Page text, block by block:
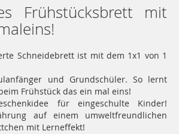
Frühstücksbrett mit
Schneidebrett ist mit dem 1x1 von 1
und Grundschüler. So lernt
Frühstück das ein mal eins!
für eingeschulte Kinder!
auf einem umweltfreundlichen
mit Lerneffekt!